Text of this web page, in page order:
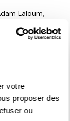
votre
proposer des
ou
Laloum,
tout en